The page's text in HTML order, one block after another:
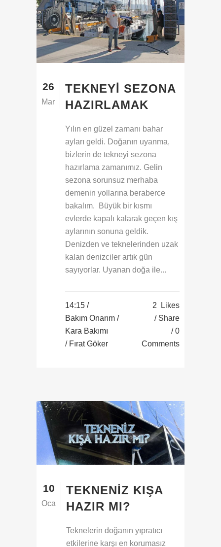
26
Mar
TEKNEYI SEZONA
HAZIRLAMAK
Yılın en güzel zamanı bahar
ayları geldi. Doğanın uyanma,
bizlerin de tekneyi sezona
hazırlama zamanımız. Gelin
sezona sorunsuz merhaba
demenin yollarına beraberce
bakalım. Büyük bir kısmı
evlerde kapalı kalarak geçen kış
aylarının sonuna geldik.
Denizden ve teknelerinden uzak
kalan denizciler artık gün
sayıyorlar. Uyanan doğa ile...
14:15 /
Bakım Onarım /
Kara Bakımı
/ Fırat Göker
2
Likes
Share
0
Comments
10
Oca
TEKNENIZ KIŞA
HAZIR MI?
Teknelerin doğanın yıpratıcı
etkilerine karşı en korumasız